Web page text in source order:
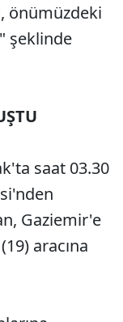
önümüzdeki
şeklinde
saat 03.30
Gaziemir'e
aracına